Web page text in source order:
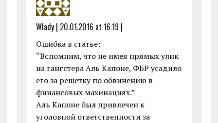
Wlady | 20.01.2016 at 16:19 |
Ошибка в статье:
“Вспомним, что не имея прямых улик
на гангстера Аль Капоне, ФБР усадило
его за решетку по обвинению в
финансовых махинациях.”
Аль Капоне был привлечен к
уголовной ответственности за